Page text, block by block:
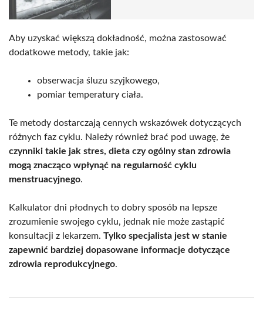
Aby uzyskać większą dokładność, można zastosować
dodatkowe metody, takie jak:
obserwacja śluzu szyjkowego,
pomiar temperatury ciała.
Te metody dostarczają cennych wskazówek dotyczących
różnych faz cyklu. Należy również brać pod uwagę, że
czynniki takie jak stres, dieta czy ogólny stan zdrowia
mogą znacząco wpłynąć na regularność cyklu
menstruacyjnego.
Kalkulator dni płodnych to dobry sposób na lepsze
zrozumienie swojego cyklu, jednak nie może zastąpić
konsultacji z lekarzem. Tylko specjalista jest w stanie
zapewnić bardziej dopasowane informacje dotyczące
zdrowia reprodukcyjnego.